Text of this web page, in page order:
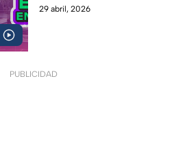
Capcom que ha generado
29 abril, 2026
PUBLICIDAD